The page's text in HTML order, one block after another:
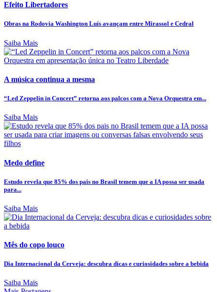
Efeito Libertadores
Obras na Rodovia Washington Luís avançam entre Mirassol e Cedral
Saiba Mais
A música continua a mesma
“Led Zeppelin in Concert” retorna aos palcos com a Nova Orquestra em...
Saiba Mais
Medo define
Estudo revela que 85% dos pais no Brasil temem que a IA possa ser usada
para...
Saiba Mais
Mês do copo louco
Dia Internacional da Cerveja: descubra dicas e curiosidades sobre a bebida
Saiba Mais